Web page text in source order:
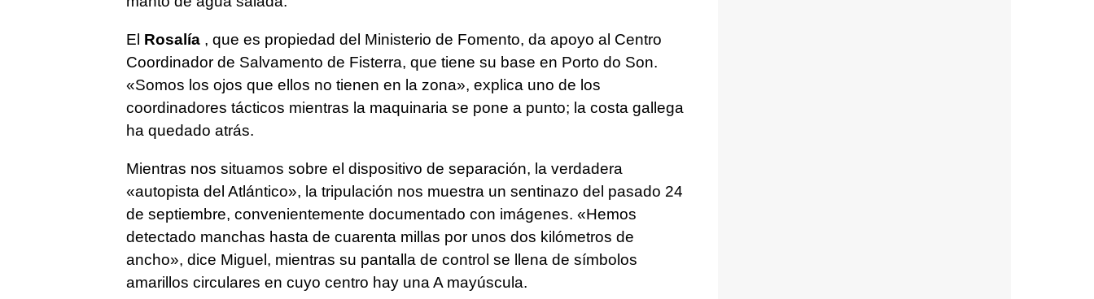
El Rosalía, que es propiedad del Ministerio de Fomento, da apoyo al Centro
Coordinador de Salvamento de Fisterra, que tiene su base en Porto do Son.
«Somos los ojos que ellos no tienen en la zona», explica uno de los
coordinadores tácticos mientras la maquinaria se pone a punto; la costa gallega
ha quedado atrás.
Mientras nos situamos sobre el dispositivo de separación, la verdadera
«autopista del Atlántico», la tripulación nos muestra un sentinazo del pasado 24
de septiembre, convenientemente documentado con imágenes. «Hemos
detectado manchas hasta de cuarenta millas por unos dos kilómetros de
ancho», dice Miguel, mientras su pantalla de control se llena de símbolos
amarillos circulares en cuyo centro hay una A mayúscula.